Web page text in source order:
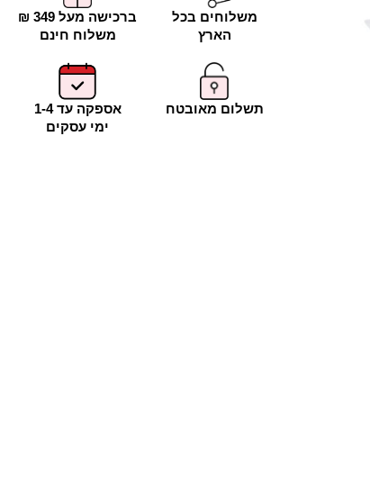
משלוחים בכל
הארץ
ברכישה מעל 349 ₪
משלוח חינם
תשלום מאובטח
אספקה עד 1-4
ימי עסקים